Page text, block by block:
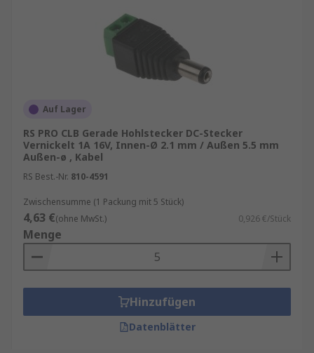
Auf Lager
RS PRO CLB Gerade Hohlstecker DC-Stecker
Vernickelt 1A 16V, Innen-Ø 2.1 mm / Außen 5.5 mm
Außen-ø , Kabel
RS Best.-Nr. 810-4591
Zwischensumme (1 Packung mit 5 Stück)
4,63 €(ohne MwSt.) 0,926 €/Stück
Menge
Hinzufügen
Datenblätter